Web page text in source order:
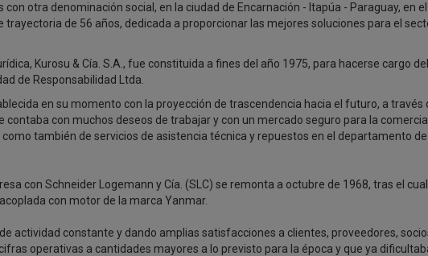
con otra denominación social, en la ciudad de Encarnación - Itapúa - Paraguay, en
trayectoria de 56 años, dedicada a proporcionar las mejores soluciones para el
Kurosu & Cía. S.A., fue constituida a fines del año 1975, para hacerse cargo
de Responsabilidad Ltda.
en su momento con la proyección de trascendencia hacia el futuro, a través
contaba con muchos deseos de trabajar y con un mercado seguro para la
también de servicios de asistencia técnica y repuestos en el departamento
con Schneider Logemann y Cía. (SLC) se remonta a octubre de 1968, tras el
con motor de la marca Yanmar.
actividad constante y dando amplias satisfacciones a clientes, proveedores,
operativas a cantidades mayores a lo previsto para la época y que ya